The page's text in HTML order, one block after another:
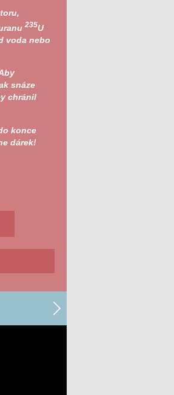
235U
voda nebo
snáze
chránil
konce
dárek!